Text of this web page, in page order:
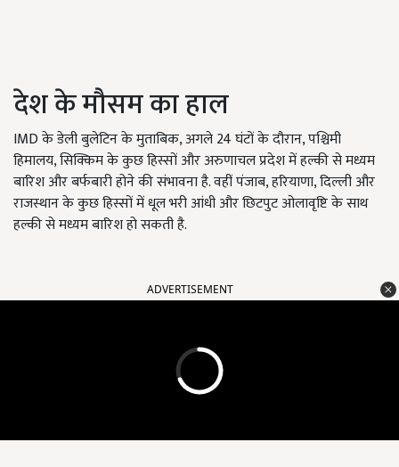
देश के मौसम का हाल
IMD के डेली बुलेटिन के मुताबिक, अगले 24 घंटों के दौरान, पश्चिमी
हिमालय, सिक्किम के कुछ हिस्सों और अरुणाचल प्रदेश में हल्की से मध्यम
बारिश और बर्फबारी होने की संभावना है. वहीं पंजाब, हरियाणा, दिल्ली और
राजस्थान के कुछ हिस्सों में धूल भरी आंधी और छिटपुट ओलावृष्टि के साथ
हल्की से मध्यम बारिश हो सकती है.
ADVERTISEMENT